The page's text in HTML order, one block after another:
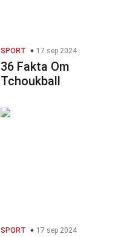
SPORT 17 sep 2024
36 Fakta Om
Tchoukball
SPORT 17 sep 2024